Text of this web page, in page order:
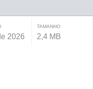
2026
TAMANHO
2,4 MB